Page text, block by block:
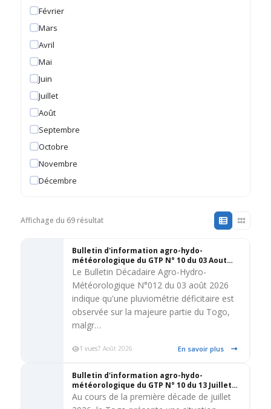
Février
Mars
Avril
Mai
Juin
Juillet
Août
Septembre
Octobre
Novembre
Décembre
Affichage du 69 résultat
Bulletin d'information agro-hydo-
météorologique du GTP N° 10 du 03 Aout
2026
Le Bulletin Décadaire Agro-Hydro-
Météorologique N°012 du 03 août 2026
indique qu'une pluviométrie déficitaire est
observée sur la majeure partie du Togo,
malgr…
1 vues7 Août 2026 En savoir plus
Bulletin d'information agro-hydo-
météorologique du GTP N° 10 du 13 Juillet
2026
Au cours de la première décade de juillet